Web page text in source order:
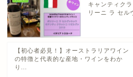
キャンティク
リーニ ラ セル
【初心者必見！】オーストラリアワイン
の特徴と代表的な産地・ワインをわか
り...